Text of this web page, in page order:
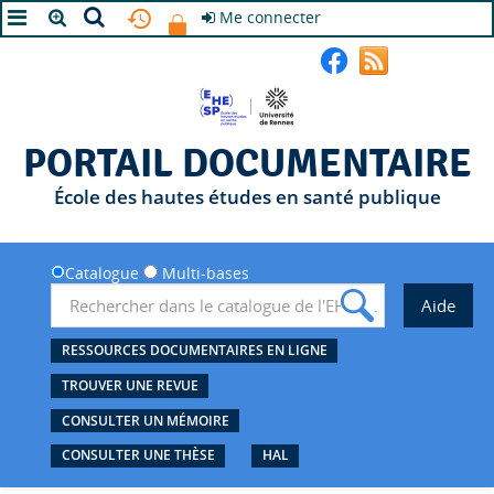
Me connecter
PORTAIL DOCUMENTAIRE
École des hautes études en santé publique
Catalogue Multi-bases
RESSOURCES DOCUMENTAIRES EN LIGNE
TROUVER UNE REVUE
CONSULTER UN MÉMOIRE
CONSULTER UNE THÈSE
HAL